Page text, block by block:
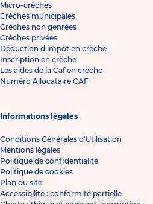
Micro-crèches
Crèches municipales
Crèches non genrées
Crèches privées
Déduction d'impôt en crèche
Inscription en crèche
Les aides de la Caf en crèche
Numéro Allocataire CAF
Informations légales
Conditions Générales d'Utilisation
Mentions légales
Politique de confidentialité
Politique de cookies
Plan du site
Accessibilité : conformité partielle